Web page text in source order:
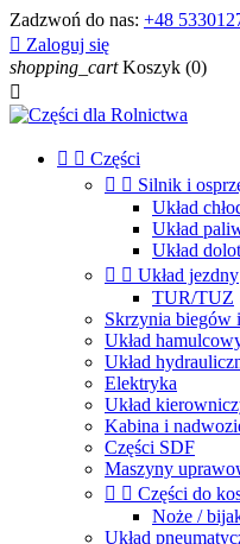
Zadzwoń do nas: +48
 Zaloguj się
shopping_cart Koszyk (0)

  Części
  Silnik i
Układ
Układ
Układ
  Układ jezdny
TUR/TUZ
Skrzynia biegów
Układ
Układ
Elektryka
Układ
Kabina i
Części SDF
Maszyny
  Części do
Noże /
Układ